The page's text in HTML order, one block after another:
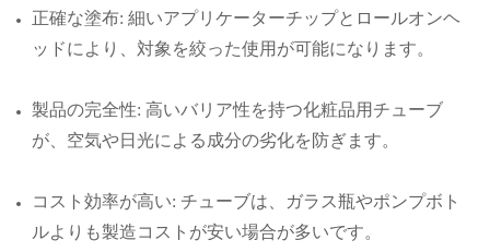
正確な塗布: 細いアプリケーターチップとロールオンヘ
ッドにより、対象を絞った使用が可能になります。
製品の完全性: 高いバリア性を持つ化粧品用チューブ
が、空気や日光による成分の劣化を防ぎます。
コスト効率が高い: チューブは、ガラス瓶やポンプボト
ルよりも製造コストが安い場合が多いです。